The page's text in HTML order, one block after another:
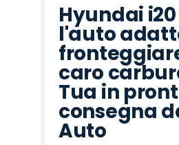
Hyundai i20
l'auto
caro
Tua in
consegna
Auto